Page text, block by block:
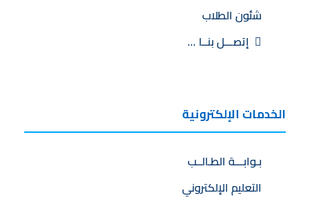
شئون الطلاب
إتصـــل بنــا …
الخدمات الإلكترونية
بـوابـــة الطـالــب
التعليم الإلكتروني